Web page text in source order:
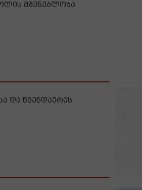
მშენებლობა
და წმენდაურის